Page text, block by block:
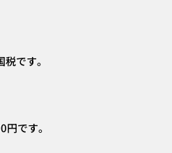
です。
です。